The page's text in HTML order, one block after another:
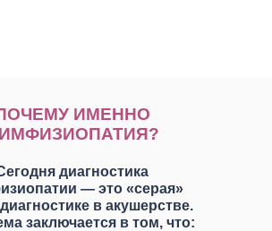
ИМЕННО
диагностика
— это «серая»
в акушерстве.
заключается в том, что: